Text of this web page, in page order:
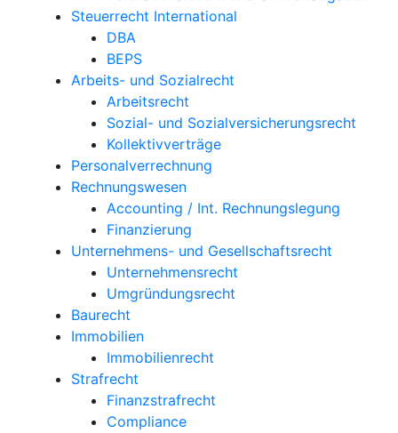
Steuerrecht International
DBA
BEPS
Arbeits- und Sozialrecht
Arbeitsrecht
Sozial- und Sozialversicherungsrecht
Kollektivverträge
Personalverrechnung
Rechnungswesen
Accounting / Int. Rechnungslegung
Finanzierung
Unternehmens- und Gesellschaftsrecht
Unternehmensrecht
Umgründungsrecht
Baurecht
Immobilien
Immobilienrecht
Strafrecht
Finanzstrafrecht
Compliance